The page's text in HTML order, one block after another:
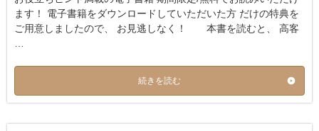
ます！ 電子書籍をダウンロードしていただいた方 だけの特典を
ご用意しましたので、 お見逃しなく！ 本書を読むと、 高客
続きを読む